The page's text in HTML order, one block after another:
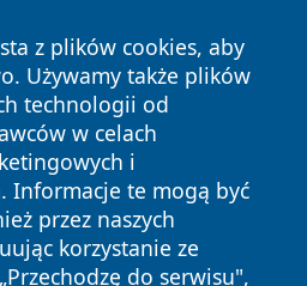
z plików cookies, aby
Używamy także plików
technologii od
w celach
i
Informacje te mogą być
przez naszych
korzystanie ze
do serwisu",
Wszystkie prawa zastrzeżone.